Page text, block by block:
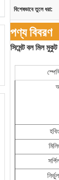
বিশেষভাবে তুলে ধরা:
পণ্য বিবরণ
সিমেন্ট বল মিল